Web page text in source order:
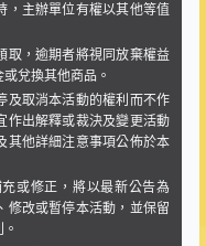
，主辦單位有權以其他等值
取，逾期者將視同放棄權益
兌換其他商品。
及取消本活動的權利而不作
作出解釋或裁決及變更活動
其他詳細注意事項公佈於本
或修正，將以最新公告為
修改或暫停本活動，並保留